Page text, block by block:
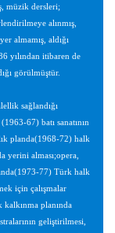
müzik dersleri;
alınmış,
almamış, aldığı
yılından itibaren de
görülmüştür.
sağlandığı
67) batı sanatının
planda(1968-72) halk
yerini alması;opera,
77) Türk halk
için çalışmalar
kalkınma planında
geliştirilmesi,